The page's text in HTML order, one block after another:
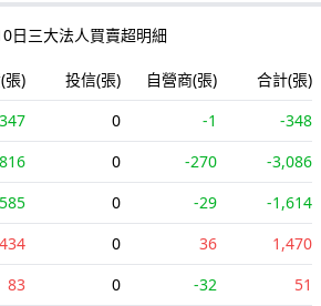
日三大法人買賣超明細
張) 投信(張) 自營商(張)
合計(張)
0 -1
-348
0 -270
-3,086
0 -29
-1,614
0 36
1,470
83 0 -32 51